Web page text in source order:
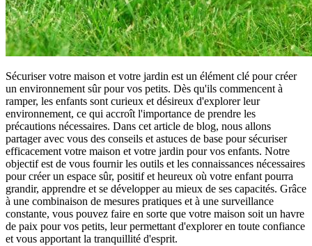
Sécuriser votre maison et votre jardin est un élément clé pour créer
un environnement sûr pour vos petits. Dès qu'ils commencent à
ramper, les enfants sont curieux et désireux d'explorer leur
environnement, ce qui accroît l'importance de prendre les
précautions nécessaires. Dans cet article de blog, nous allons
partager avec vous des conseils et astuces de base pour sécuriser
efficacement votre maison et votre jardin pour vos enfants. Notre
objectif est de vous fournir les outils et les connaissances nécessaires
pour créer un espace sûr, positif et heureux où votre enfant pourra
grandir, apprendre et se développer au mieux de ses capacités. Grâce
à une combinaison de mesures pratiques et à une surveillance
constante, vous pouvez faire en sorte que votre maison soit un havre
de paix pour vos petits, leur permettant d'explorer en toute confiance
et vous apportant la tranquillité d'esprit.